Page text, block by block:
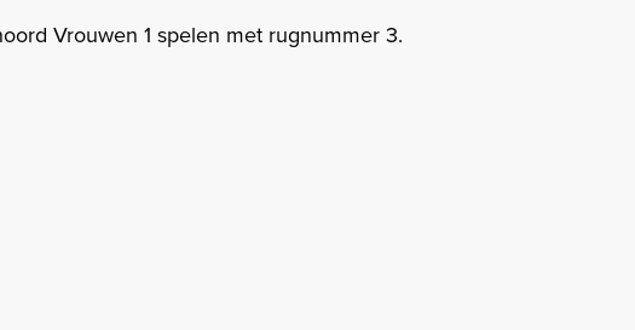
Vrouwen 1 spelen met rugnummer 3.